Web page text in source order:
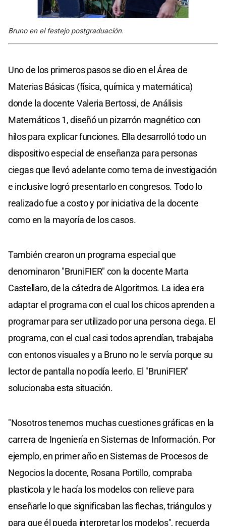
Bruno en el festejo postgraduación.
Uno de los primeros pasos se dio en el Área de
Materias Básicas (física, química y matemática)
donde la docente Valeria Bertossi, de Análisis
Matemáticos 1, diseñó un pizarrón magnético con
hilos para explicar funciones. Ella desarrolló todo un
dispositivo especial de enseñanza para personas
ciegas que llevó adelante como tema de investigación
e inclusive logró presentarlo en congresos. Todo lo
realizado fue a costo y por iniciativa de la docente
como en la mayoría de los casos.
También crearon un programa especial que
denominaron "BruniFIER" con la docente Marta
Castellaro, de la cátedra de Algoritmos. La idea era
adaptar el programa con el cual los chicos aprenden a
programar para ser utilizado por una persona ciega. El
programa, con el cual casi todos aprendían, trabajaba
con entonos visuales y a Bruno no le servía porque su
lector de pantalla no podía leerlo. El "BruniFIER"
solucionaba esta situación.
"Nosotros tenemos muchas cuestiones gráficas en la
carrera de Ingeniería en Sistemas de Información. Por
ejemplo, en primer año en Sistemas de Procesos de
Negocios la docente, Rosana Portillo, compraba
plasticola y le hacía los modelos con relieve para
enseñarle lo que significaban las flechas, triángulos y
para que él pueda interpretar los modelos", recuerda